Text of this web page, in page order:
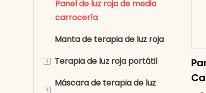
Panel de luz roja de media
carrocería
Manta de terapia de luz roja
+ Terapia de luz roja portátil
Cinturones de terapia de
+
Máscara de terapia de luz